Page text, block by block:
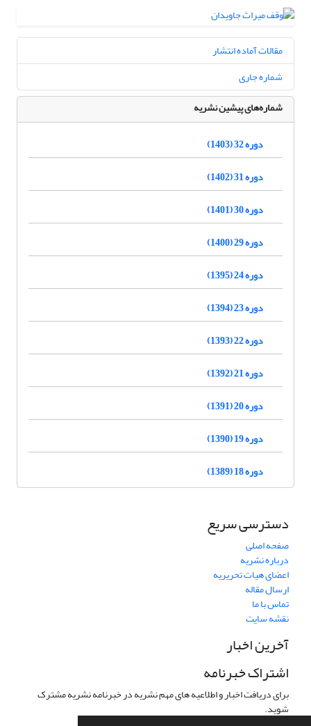
مقالات آماده انتشار
شماره جاری
شماره‌های پیشین نشریه
دوره 32 (1403)
دوره 31 (1402)
دوره 30 (1401)
دوره 29 (1400)
دوره 24 (1395)
دوره 23 (1394)
دوره 22 (1393)
دوره 21 (1392)
دوره 20 (1391)
دوره 19 (1390)
دوره 18 (1389)
دسترسی سریع
صفحه اصلی
درباره نشریه
اعضای هیات تحریریه
ارسال مقاله
تماس با ما
نقشه سایت
آخرین اخبار
اشتراک خبرنامه
برای دریافت اخبار و اطلاعیه های مهم نشریه در خبرنامه نشریه مشترک
شوید.